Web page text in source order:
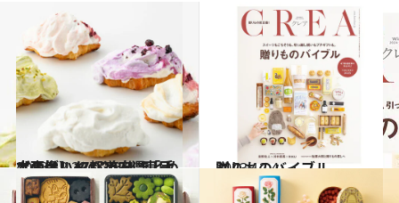
2023.12.22
【画像】47都道府県「手土産グルメ」2024 “東日本の旨いもの”を総まとめ
グルメ 2023.12.4
贈りものバイブル
グルメ